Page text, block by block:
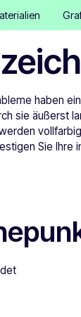
haben
sie äußerst
Sie